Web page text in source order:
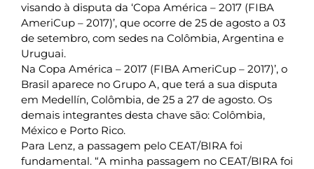
visando à disputa da ‘Copa América – 2017 (FIBA
AmeriCup – 2017)’, que ocorre de 25 de agosto a 03
de setembro, com sedes na Colômbia, Argentina e
Uruguai.
Na Copa América – 2017 (FIBA AmeriCup – 2017)’, o
Brasil aparece no Grupo A, que terá a sua disputa
em Medellín, Colômbia, de 25 a 27 de agosto. Os
demais integrantes desta chave são: Colômbia,
México e Porto Rico.
Para Lenz, a passagem pelo CEAT/BIRA foi
fundamental. “A minha passagem no CEAT/BIRA foi